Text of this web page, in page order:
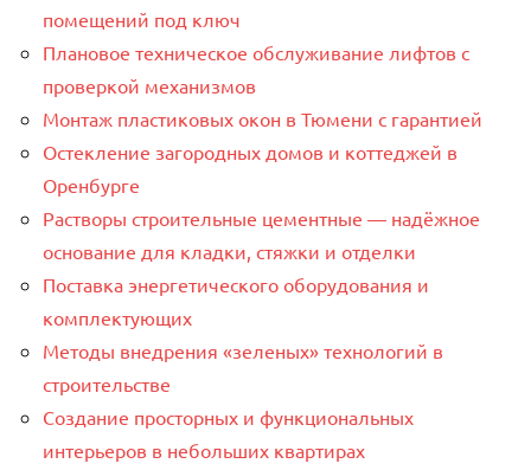
помещений под ключ
Плановое техническое обслуживание лифтов с
проверкой механизмов
Монтаж пластиковых окон в Тюмени с гарантией
Остекление загородных домов и коттеджей в
Оренбурге
Растворы строительные цементные — надёжное
основание для кладки, стяжки и отделки
Поставка энергетического оборудования и
комплектующих
Методы внедрения «зеленых» технологий в
строительстве
Создание просторных и функциональных
интерьеров в небольших квартирах